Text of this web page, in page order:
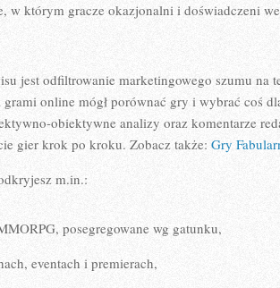
w którym gracze okazjonalni i doświadczeni
jest odfiltrowanie marketingowego szumu na
grami online mógł porównać gry i wybrać coś
obiektywne analizy oraz komentarze
gier krok po kroku. Zobacz także: Gry
m.in.:
posegregowane wg gatunku,
eventach i premierach,